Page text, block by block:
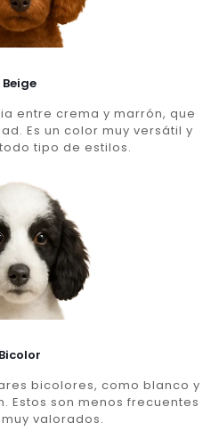
Beige
entre crema y marrón, que
Es un color muy versátil y
tipo de estilos.
Bicolor
bicolores, como blanco y
Estos son menos frecuentes
valorados.